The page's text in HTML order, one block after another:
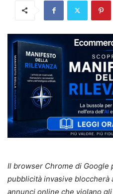
Il browser Chrome di Google
pubblicità invasive
annunci online che violano